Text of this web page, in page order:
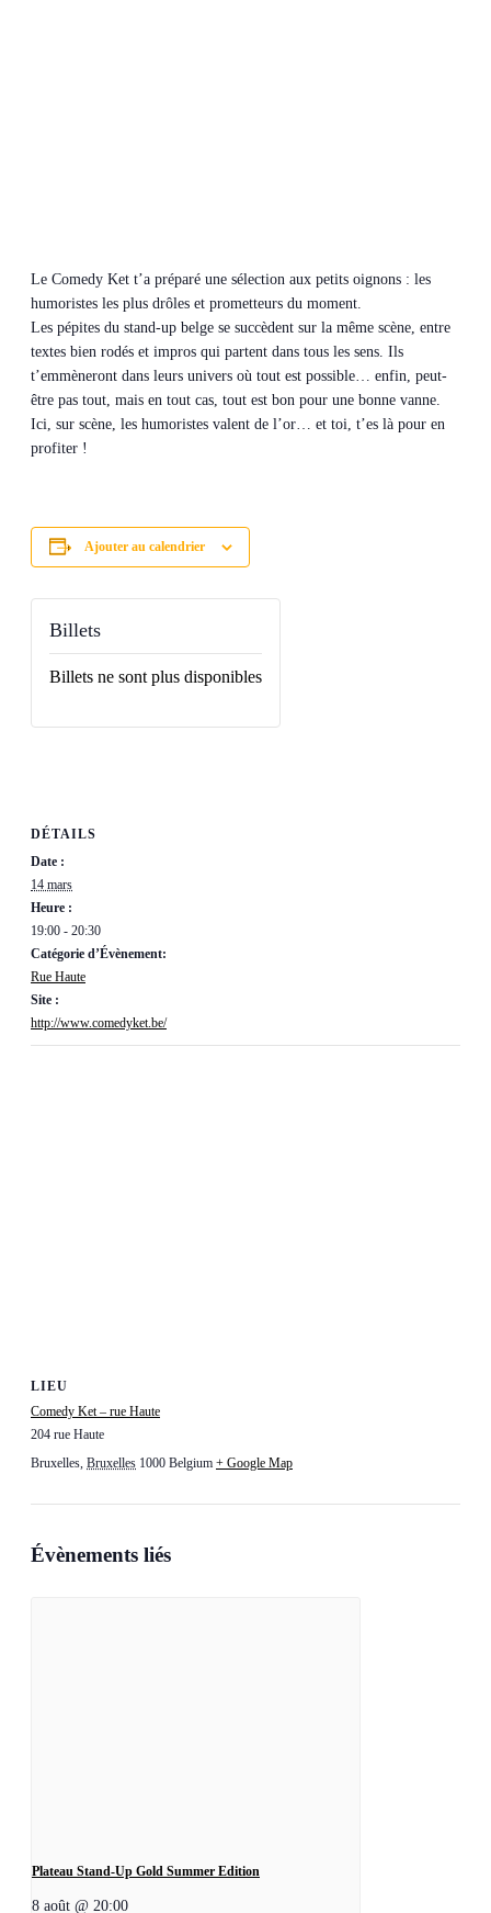
Le Comedy Ket t’a préparé une sélection aux petits oignons : les
humoristes les plus drôles et prometteurs du moment.
Les pépites du stand-up belge se succèdent sur la même scène, entre
textes bien rodés et impros qui partent dans tous les sens. Ils
t’emmèneront dans leurs univers où tout est possible… enfin, peut-
être pas tout, mais en tout cas, tout est bon pour une bonne vanne.
Ici, sur scène, les humoristes valent de l’or… et toi, t’es là pour en
profiter !
Ajouter au calendrier
DÉTAILS
Date :
14 mars
Heure :
19:00 - 20:30
Catégorie d’Évènement:
Rue Haute
Site :
http://www.comedyket.be/
LIEU
Comedy Ket – rue Haute
204 rue Haute
Bruxelles, Bruxelles 1000 Belgium + Google Map
Billets
Billets ne sont plus disponibles
Évènements liés
Plateau Stand-Up Gold Summer Edition
8 août @ 20:00